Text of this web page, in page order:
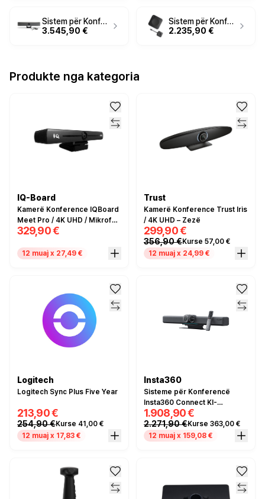
Sistem për Konferencë Barco ClickShare Bar Pro / 4K / Wireless - Hiri
3.545,90 €
Sistem për Konferencë Barco ClickShare Bar Core / 4K / Wireless - Hiri
2.235,90 €
Produkte nga kategoria
IQ-Board
Kamerë Konference IQBoard
Meet Pro / 4K UHD / Mikrofon
i integruar / USB
329,90 €
12 muaj x 27,49 €
Trust
Kamerë Konference Trust Iris
/ 4K UHD – Zezë
299,90 €
356,90 €Kurse 57,00 €
12 muaj x 24,99 €
Logitech
Logitech Sync Plus Five Year
213,90 €
254,90 €Kurse 41,00 €
12 muaj x 17,83 €
Insta360
Sisteme për Konferencë
Insta360 Connect KI-
Videobar
1.908,90 €
2.271,90 €Kurse 363,00 €
12 muaj x 159,08 €